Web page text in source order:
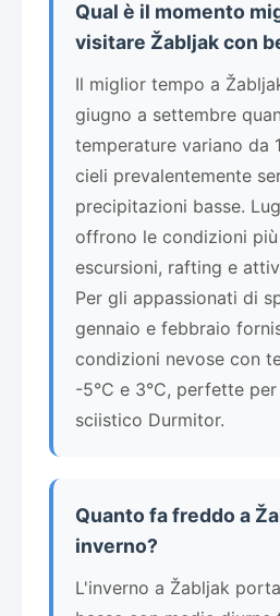
Qual è il momento
visitare Žabljak con
Il miglior tempo a
giugno a settembre
temperature variano da
cieli prevalentemente
precipitazioni basse.
offrono le condizioni
escursioni, rafting e
Per gli appassionati di
gennaio e febbraio
condizioni nevose con
-5°C e 3°C, perfette
sciistico Durmitor.
Quanto fa freddo a
inverno?
L'inverno a Žabljak